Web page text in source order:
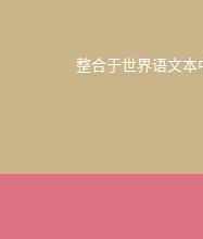
整合于世界语文